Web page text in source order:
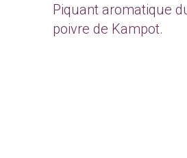
Piquant aromatique
poivre de Kampot.